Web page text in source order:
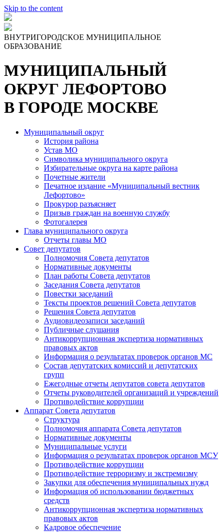
Skip to the content
ВНУТРИГОРОДСКОЕ МУНИЦИПАЛЬНОЕ
ОБРАЗОВАНИЕ
МУНИЦИПАЛЬНЫЙ
ОКРУГ ЛЕФОРТОВО
В ГОРОДЕ МОСКВЕ
Муниципальный округ
История района
Устав МО
Символика муниципального округа
Избирательные округа на карте района
Почетные жители
Печатное издание «Муниципальный вестник
Лефортово»
Прокурор разъясняет
Призыв граждан на военную службу
Фотогалерея
Глава муниципального округа
Отчеты главы МО
Совет депутатов
Полномочия Совета депутатов
Нормативные документы
План работы Совета депутатов
Заседания Cовета депутатов
Повестки заседаний
Тексты проектов решений Совета депутатов
Решения Совета депутатов
Аудиовидеозаписи заседаний
Публичные слушания
Антикоррупционная экспертиза нормативных
правовых актов
Информация о результатах проверок органов МС
Состав депутатских комиссий и депутатских
групп
Ежегодные отчеты депутатов совета депутатов
Отчеты руководителей организаций и учреждений
Противодействие коррупции
Аппарат Совета депутатов
Структура
Полномочия аппарата Совета депутатов
Нормативные документы
Муниципальные услуги
Информация о результатах проверок органов МСУ
Противодействие коррупции
Противодействие терроризму и экстремизму
Закупки для обеспечения муниципальных нужд
Информация об использовании бюджетных
средств
Антикоррупционная экспертиза нормативных
правовых актов
Кадровое обеспечение